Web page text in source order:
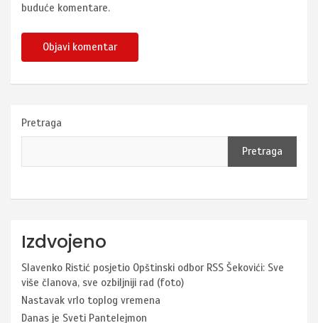
buduće komentare.
Pretraga
Pretraga
Izdvojeno
Slavenko Ristić posjetio Opštinski odbor RSS Šekovići: Sve
više članova, sve ozbiljniji rad (foto)
Nastavak vrlo toplog vremena
Danas je Sveti Pantelejmon